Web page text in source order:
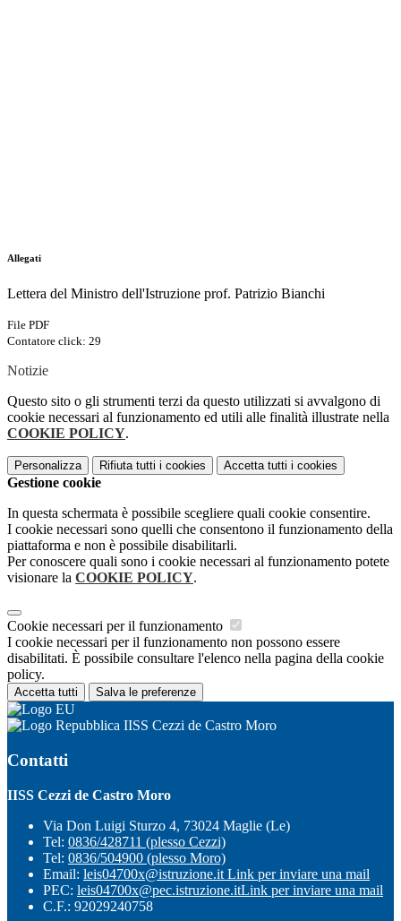
Allegati
Lettera del Ministro dell'Istruzione prof. Patrizio Bianchi
File PDF
Contatore click: 29
Notizie
Questo sito o gli strumenti terzi da questo utilizzati si avvalgono di
cookie necessari al funzionamento ed utili alle finalità illustrate nella
COOKIE POLICY.
Personalizza Rifiuta tutti i cookies Accetta tutti i cookies
Gestione cookie
In questa schermata è possibile scegliere quali cookie consentire.
I cookie necessari sono quelli che consentono il funzionamento della
piattaforma e non è possibile disabilitarli.
Per conoscere quali sono i cookie necessari al funzionamento potete
visionare la COOKIE POLICY.
Cookie necessari per il funzionamento
I cookie necessari per il funzionamento non possono essere
disabilitati. È possibile consultare l'elenco nella pagina della cookie
policy.
Accetta tutti Salva le preferenze
IISS Cezzi de Castro Moro
Contatti
IISS Cezzi de Castro Moro
Via Don Luigi Sturzo 4, 73024 Maglie (Le)
Tel: 0836/428711 (plesso Cezzi)
Tel: 0836/504900 (plesso Moro)
Email: leis04700x@istruzione.it Link per inviare una mail
PEC: leis04700x@pec.istruzione.itLink per inviare una mail
C.F.: 92029240758